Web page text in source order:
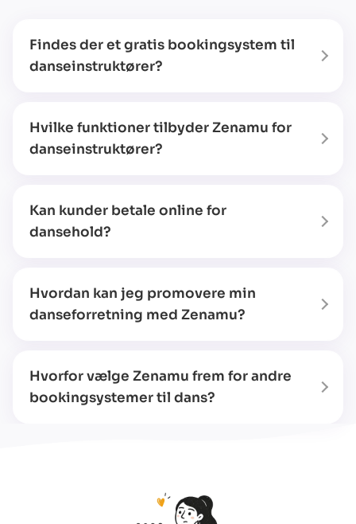
Findes der et gratis bookingsystem til
danseinstruktører?
Hvilke funktioner tilbyder Zenamu for
danseinstruktører?
Kan kunder betale online for
dansehold?
Hvordan kan jeg promovere min
danseforretning med Zenamu?
Hvorfor vælge Zenamu frem for andre
bookingsystemer til dans?